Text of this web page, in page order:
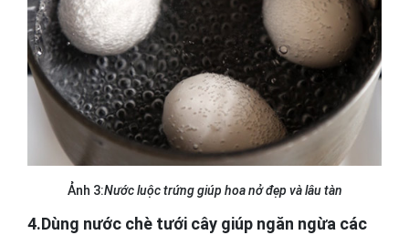
Ảnh 3:Nước luộc trứng giúp hoa nở đẹp và lâu tàn
4.Dùng nước chè tưới cây giúp ngăn ngừa các